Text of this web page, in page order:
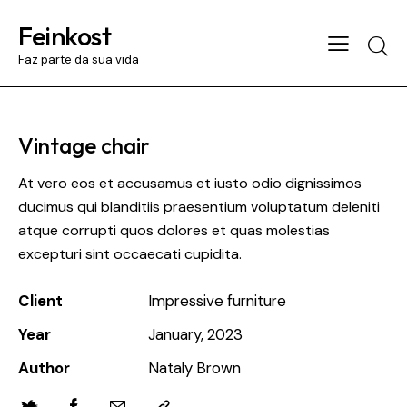
Feinkost
Faz parte da sua vida
Vintage chair
At vero eos et accusamus et iusto odio dignissimos
ducimus qui blanditiis praesentium voluptatum deleniti
atque corrupti quos dolores et quas molestias
excepturi sint occaecati cupidita.
Client
Impressive furniture
Year
January, 2023
Author
Nataly Brown